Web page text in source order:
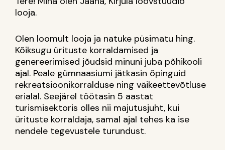
looja.
Olen loomult looja ja natuke püsimatu hing.
Kõiksugu ürituste korraldamised ja
genereerimised jõudsid minuni juba põhikooli
ajal. Peale gümnaasiumi jätkasin õpinguid
rekreatsioonikorralduse ning väikeettevõtluse
erialal. Seejärel töötasin 5 aastat
turismisektoris olles nii majutusjuht, kui
ürituste korraldaja, samal ajal tehes ka ise
nendele tegevustele turundust.